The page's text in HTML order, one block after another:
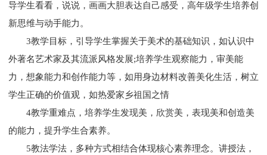
导学生看看，说说，画画大胆表达自己感受，高年级学生培养创
新思维与动手能力。
3教学目标，引导学生掌握关于美术的基础知识，如认识中
外著名艺术家及其流派风格发展;培养学生观察能力，审美能
力，想象能力和创作能力等，如用身边材料改善美化生活，树立
学生正确的价值观，如热爱家乡祖国之情
4教学重难点，培养学生发现美，欣赏美，表现美和创造美
的能力，提升学生合素养。
5教法学法，多种方式相结合体现核心素养理念。讲授法，